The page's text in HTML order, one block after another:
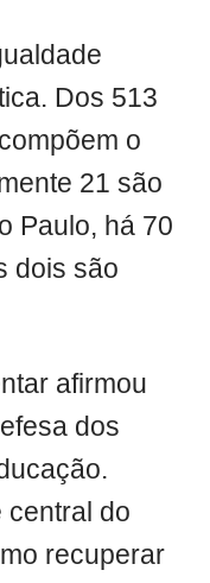
Dos 513
o
21 são
Paulo, há 70
dois são
afirmou
dos
central do
recuperar